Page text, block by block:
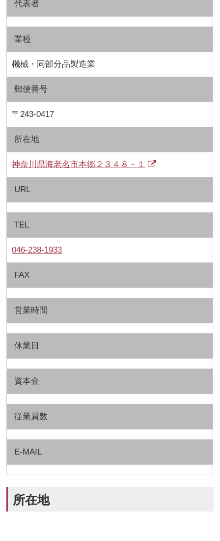
代表者
業種
機械・同部分品製造業
郵便番号
〒243-0417
所在地
神奈川県海老名市本郷２３４８－１
URL
TEL
046-238-1933
FAX
営業時間
休業日
資本金
従業員数
E-MAIL
所在地